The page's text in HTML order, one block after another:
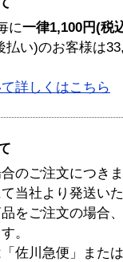
に一律1,100円(税
い)のお客様は
詳しくはこちら
のご注文につき
当社より発送い
をご注文の場合
。
佐川急便」また